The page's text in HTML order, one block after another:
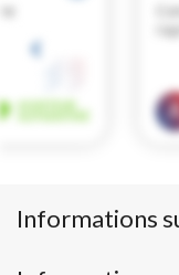
Informations